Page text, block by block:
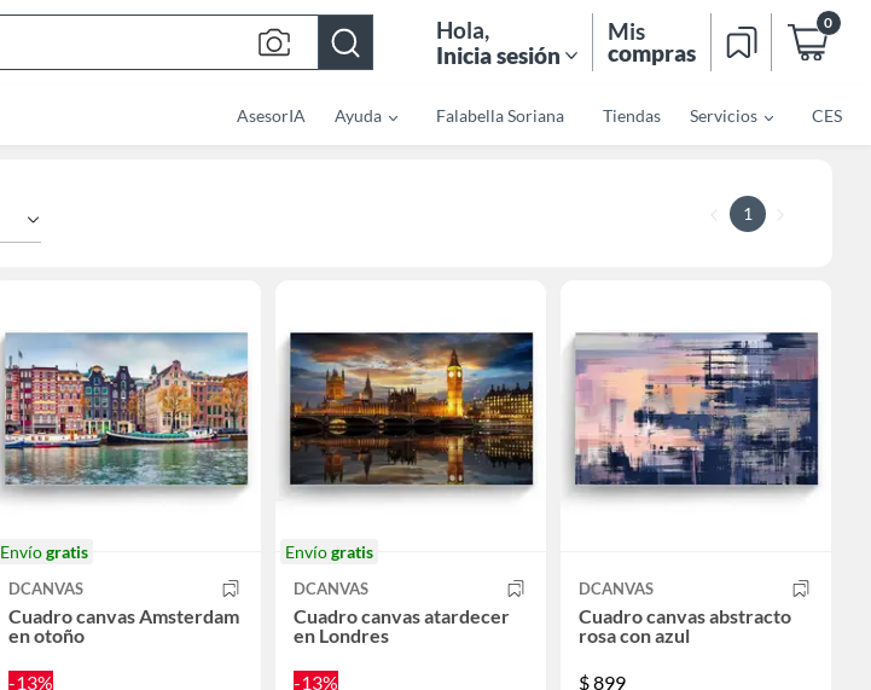
Bar
Hola,
Inicia sesión
Mis
compras
0
AsesorIA Ayuda Falabella Soriana Tiendas Servicios CES
1
Envíogratis
DCANVAS
Cuadro canvas Amsterdam
en otoño
-13%
Envíogratis
DCANVAS
Cuadro canvas atardecer
en Londres
-13%
DCANVAS
Cuadro canvas abstracto
rosa con azul
$899